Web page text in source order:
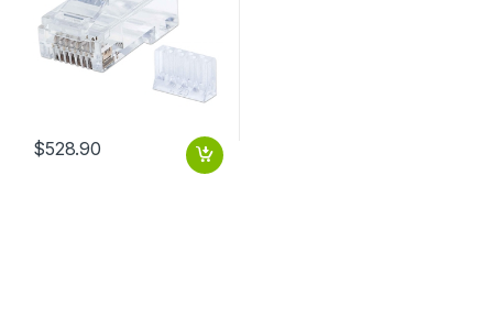
$528.90